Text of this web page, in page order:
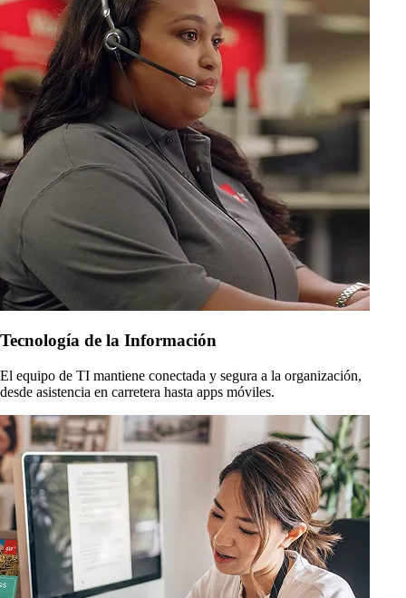
Tecnología de la Información
El equipo de TI mantiene conectada y segura a la organización,
desde asistencia en carretera hasta apps móviles.